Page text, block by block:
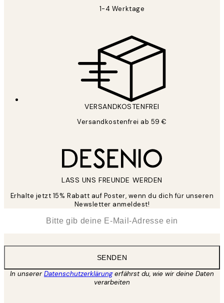
1-4 Werktage
VERSANDKOSTENFREI
Versandkostenfrei ab 59 €
LASS UNS FREUNDE WERDEN
Erhalte jetzt 15% Rabatt auf Poster, wenn du dich für unseren
Newsletter anmeldest!
SENDEN
In unsererDatenschutzerklärungerfährst du, wie wir deine Daten
verarbeiten